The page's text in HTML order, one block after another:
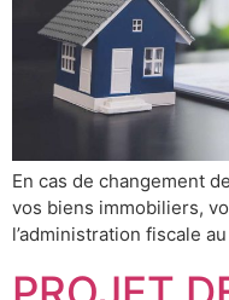
En cas de changement
vos biens immobiliers,
l’administration fiscale